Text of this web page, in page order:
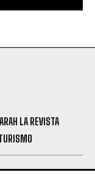
LA REVISTA